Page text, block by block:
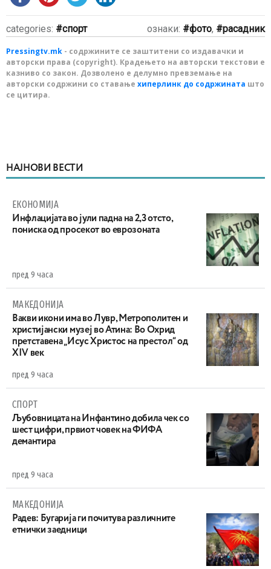
categories: спорт ознаки: фото, расадник
Pressingtv.mk - содржините се заштитени со издавачки и
авторски права (copyright). Крадењето на авторски текстови е
казниво со закон. Дозволено е делумно превземање на
авторски содржини со ставање хиперлинк до содржината што
се цитира.
НАЈНОВИ ВЕСТИ
ЕКОНОМИЈА
Инфлацијата во јули падна на 2,3 отсто,
пониска од просекот во еврозоната
пред 9 часа
МАКЕДОНИЈА
Вакви икони има во Лувр, Метрополитен и
христијански музеј во Атина: Во Охрид
претставена „Исус Христос на престол“ од
XIV век
пред 9 часа
СПОРТ
Љубовницата на Инфантино добила чек со
шест цифри, првиот човек на ФИФА
демантира
пред 9 часа
МАКЕДОНИЈА
Радев: Бугарија ги почитува различните
етнички заедници